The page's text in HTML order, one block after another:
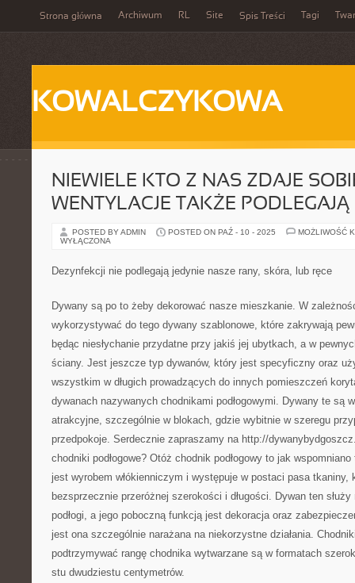
Strona główna Archiwum RL Site Spis Treści Tagi
KOWALCZYKOWA
NIEWIELE KTO Z NAS ZDAJE
WENTYLACJE TAKŻE PODLEGAJĄ
POSTED BY ADMIN POSTED ON PAŹ - 10 - 2025
MOŻLIWOŚĆ
WYŁĄCZONA
Dezynfekcji nie podlegają jedynie nasze rany, skóra, lub ręce
Dywany są po to żeby dekorować nasze mieszkanie. W
wykorzystywać do tego dywany szablonowe, które zakrywają
będąc niesłychanie przydatne przy jakiś jej ubytkach, a w
ściany. Jest jeszcze typ dywanów, który jest specyficzny oraz
wszystkim w długich prowadzących do innych pomieszczeń
dywanach nazywanych chodnikami podłogowymi. Dywany te są
atrakcyjne, szczególnie w blokach, gdzie wybitnie w szeregu
przedpokoje. Serdecznie zapraszamy na http://
chodniki podłogowe? Otóż chodnik podłogowy to jak
jest wyrobem włókienniczym i występuje w postaci pasa tkaniny,
bezsprzecznie przeróżnej szerokości i długości. Dywan ten
podłogi, a jego poboczną funkcją jest dekoracja oraz
jest ona szczególnie narażana na niekorzystne działania.
podtrzymywać rangę chodnika wytwarzane są w formatach
stu dwudziestu centymetrów.